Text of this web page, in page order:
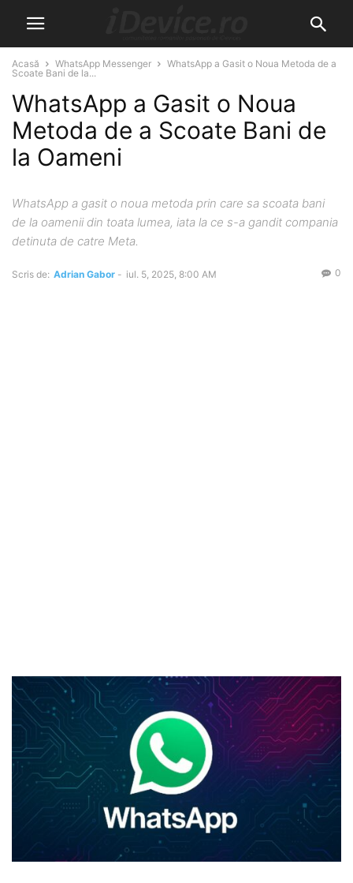
Acasă WhatsApp Messenger
WhatsApp a Gasit o Noua Metoda de a
Scoate Bani de la...
WhatsApp a Gasit o Noua
Metoda de a Scoate Bani de
la Oameni
WhatsApp a gasit o noua metoda prin care sa scoata bani
de la oamenii din toata lumea, iata la ce s-a gandit compania
detinuta de catre Meta.
Scris de: Adrian Gabor - iul. 5, 2025, 8:00 AM 0